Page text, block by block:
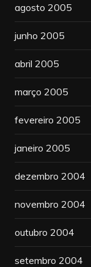
agosto 2005
junho 2005
abril 2005
março 2005
fevereiro 2005
janeiro 2005
dezembro 2004
novembro 2004
outubro 2004
setembro 2004